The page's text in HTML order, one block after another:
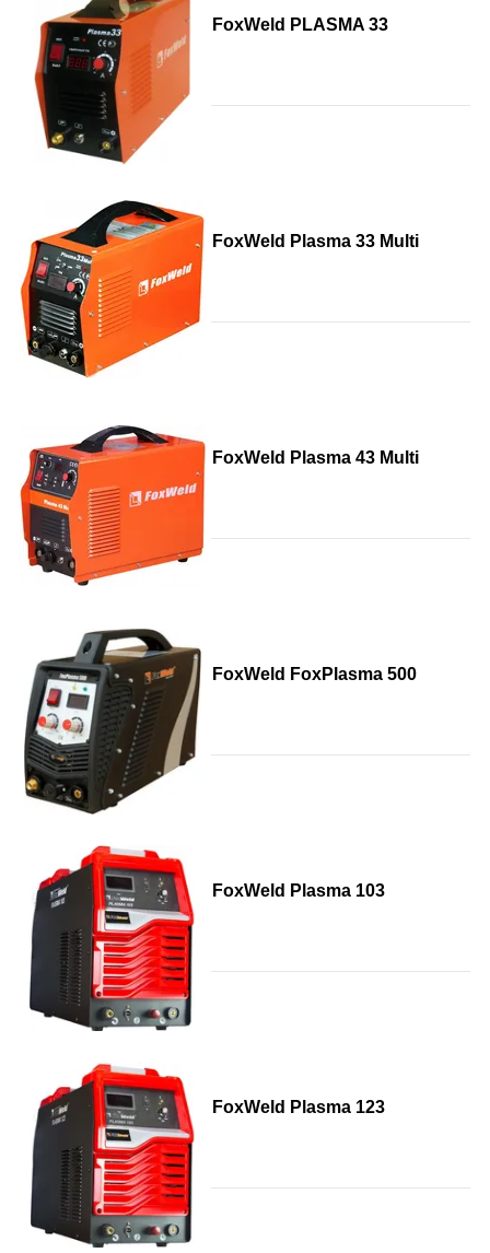
FoxWeld PLASMA 33
FoxWeld Plasma 33 Multi
FoxWeld Plasma 43 Multi
FoxWeld FoxPlasma 500
FoxWeld Plasma 103
FoxWeld Plasma 123